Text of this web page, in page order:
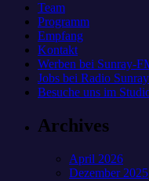
Team
Programm
Empfang
Kontakt
Werben bei Sunray-
Jobs bei Radio
Besuche uns im
Archives
April 2026
Dezember 2025